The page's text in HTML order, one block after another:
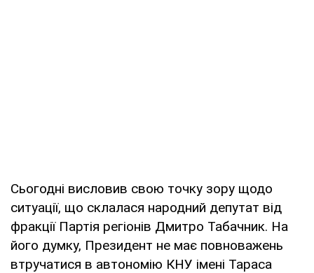
Сьогодні висловив свою точку зору щодо
ситуації, що склалася народний депутат від
фракції Партія регіонів Дмитро Табачник. На
його думку, Президент не має повноважень
втручатися в автономію КНУ імені Тараса